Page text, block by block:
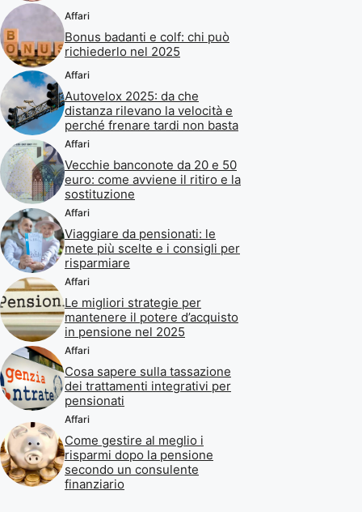
Affari
Bonus badanti e colf: chi può
richiederlo nel 2025
Affari
Autovelox 2025: da che
distanza rilevano la velocità e
perché frenare tardi non basta
Affari
Vecchie banconote da 20 e 50
euro: come avviene il ritiro e la
sostituzione
Affari
Viaggiare da pensionati: le
mete più scelte e i consigli per
risparmiare
Affari
Le migliori strategie per
mantenere il potere d’acquisto
in pensione nel 2025
Affari
Cosa sapere sulla tassazione
dei trattamenti integrativi per
pensionati
Affari
Come gestire al meglio i
risparmi dopo la pensione
secondo un consulente
finanziario